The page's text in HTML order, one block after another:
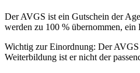
Der AVGS ist ein Gutschein der
werden zu 100 % übernommen, ein
Wichtig zur Einordnung: Der AVGS
Weiterbildung ist er nicht der